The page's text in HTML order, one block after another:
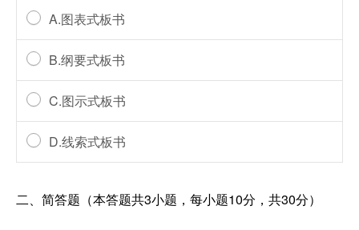
A.图表式板书
B.纲要式板书
C.图示式板书
D.线索式板书
二、简答题（本答题共3小题，每小题10分，共30分）